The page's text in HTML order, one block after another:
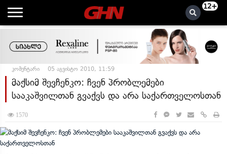
12+
კომენტარი 05 აგვისტო 2010, 11:59
მაქსიმ შევჩენკო: ჩვენ პრობლემები
სააკაშვილთან გვაქვს და არა საქართველოსთან
1570